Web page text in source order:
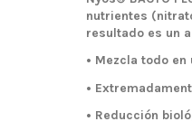
nutrientes
resultado es un
• Mezcla todo
•
• Reducción